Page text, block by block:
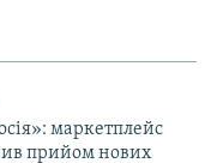
маркетплейс
прийом нових